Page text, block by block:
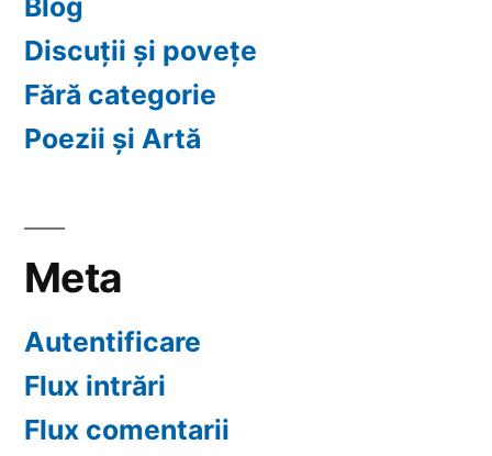
Blog
Discuții și povețe
Fără categorie
Poezii și Artă
Meta
Autentificare
Flux intrări
Flux comentarii